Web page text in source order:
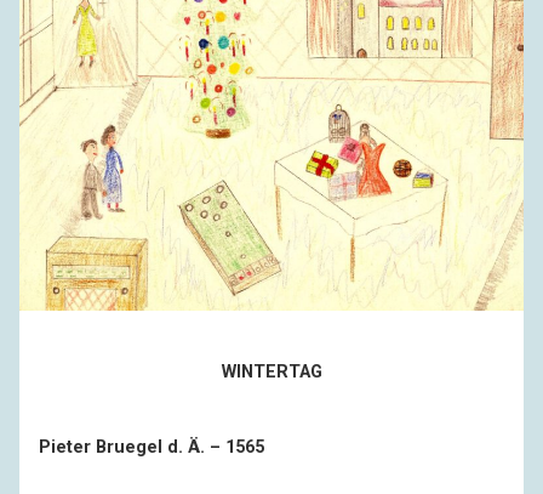
WINTERTAG
Pieter Bruegel d. Ä. – 1565